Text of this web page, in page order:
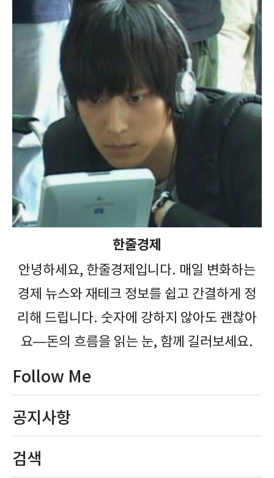
한줄경제
안녕하세요, 한줄경제입니다. 매일 변화하는
경제 뉴스와 재테크 정보를 쉽고 간결하게 정
리해 드립니다. 숫자에 강하지 않아도 괜찮아
요—돈의 흐름을 읽는 눈, 함께 길러보세요.
Follow Me
공지사항
검색